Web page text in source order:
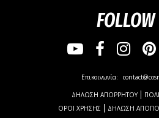
Επικοινωνία:
ΔΗΛΩΣΗ ΑΠΟΡΡΗΤΟΥ
ΟΡΟΙ ΧΡΗΣΗΣ
ΔΗΛΩΣΗ